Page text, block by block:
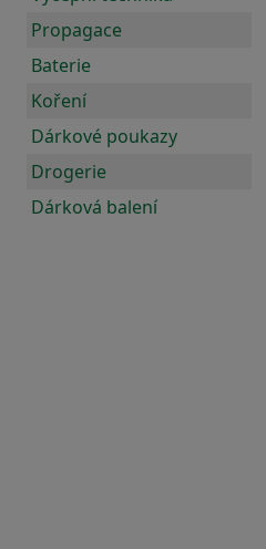
Propagace
Baterie
Koření
Dárkové poukazy
Drogerie
Dárková balení